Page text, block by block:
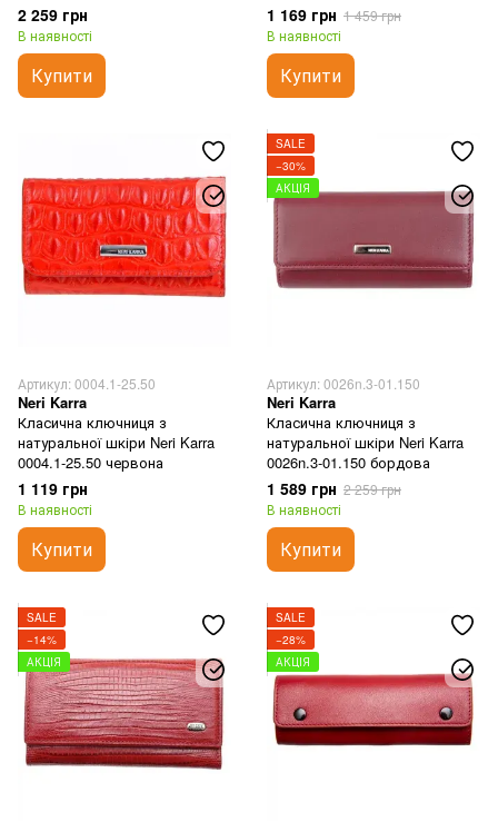
2 259 грн
В наявності
Купити
1 169 грн 1 459 грн
В наявності
Купити
Артикул: 0004.1-25.50
Neri Karra
Класична ключниця з
натуральної шкіри Neri Karra
0004.1-25.50 червона
1 119 грн
В наявності
Купити
SALE
−30%
АКЦІЯ
Артикул: 0026n.3-01.150
Neri Karra
Класична ключниця з
натуральної шкіри Neri Karra
0026n.3-01.150 бордова
1 589 грн 2 259 грн
В наявності
Купити
SALE
−14%
АКЦІЯ
SALE
−28%
АКЦІЯ